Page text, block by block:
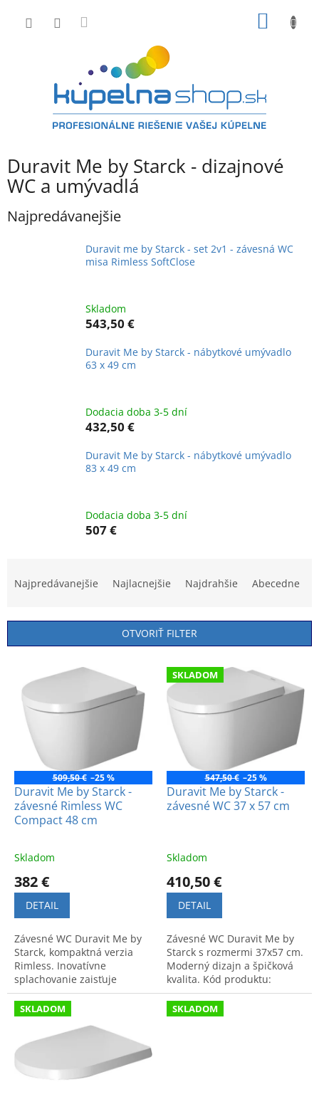
Duravit Me by Starck - dizajnové
WC a umývadlá
Najpredávanejšie
Duravit me by Starck - set 2v1 - závesná WC
misa Rimless SoftClose
Skladom
543,50 €
Duravit Me by Starck - nábytkové umývadlo
63 x 49 cm
Dodacia doba 3-5 dní
432,50 €
Duravit Me by Starck - nábytkové umývadlo
83 x 49 cm
Dodacia doba 3-5 dní
507 €
n
i
o
Najpredávanejšie Najlacnejšie Najdrahšie Abecedne
OTVORIŤ FILTER
o
u
o
509,50 € –25 %
Duravit Me by Starck -
závesné Rimless WC
Compact 48 cm
Skladom
382 €
DETAIL
Závesné WC Duravit Me by
Starck, kompaktná verzia
Rimless. Inovatívne
splachovanie zaisťuje
hygienu a čistotu misy.
Moderný dizajn a efektívne
riešenie.
SKLADOM
547,50 € –25 %
Duravit Me by Starck -
závesné WC 37 x 57 cm
Skladom
410,50 €
DETAIL
Závesné WC Duravit Me by
Starck s rozmermi 37x57 cm.
Moderný dizajn a špičková
kvalita. Kód produktu:
252809.
SKLADOM SKLADOM